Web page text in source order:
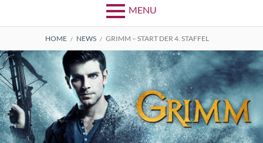
MENU
BREADCRUMBS
HOME NEWS GRIMM – START DER 4. STAFFEL